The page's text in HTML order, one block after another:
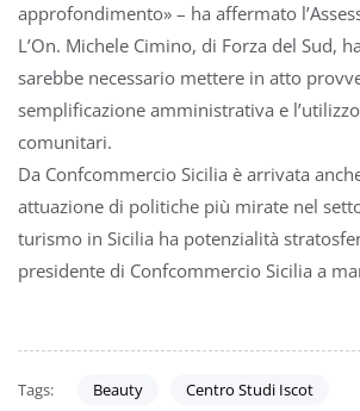
approfondimento» – ha affermato
L’On. Michele Cimino, di Forza del Sud,
sarebbe necessario mettere in atto
semplificazione amministrativa e
comunitari.
Da Confcommercio Sicilia è arrivata
attuazione di politiche più mirate nel
turismo in Sicilia ha potenzialità
presidente di Confcommercio Sicilia a
Tags: Beauty
Centro Studi Iscot